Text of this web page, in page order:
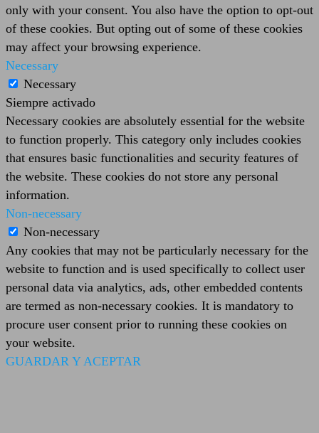
only with your consent. You also have the option to opt-out
of these cookies. But opting out of some of these cookies
may affect your browsing experience.
Necessary
Necessary
Siempre activado
Necessary cookies are absolutely essential for the website
to function properly. This category only includes cookies
that ensures basic functionalities and security features of
the website. These cookies do not store any personal
information.
Non-necessary
Non-necessary
Any cookies that may not be particularly necessary for the
website to function and is used specifically to collect user
personal data via analytics, ads, other embedded contents
are termed as non-necessary cookies. It is mandatory to
procure user consent prior to running these cookies on
your website.
GUARDAR Y ACEPTAR